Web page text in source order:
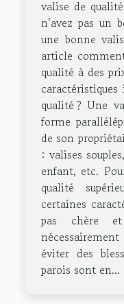
valise de
n’avez pas un
une bonne
article
qualité à des
caractéristiques
qualité ? Une
forme
de son
: valises
enfant, etc.
qualité
certaines
pas chère
éviter des
parois sont en...